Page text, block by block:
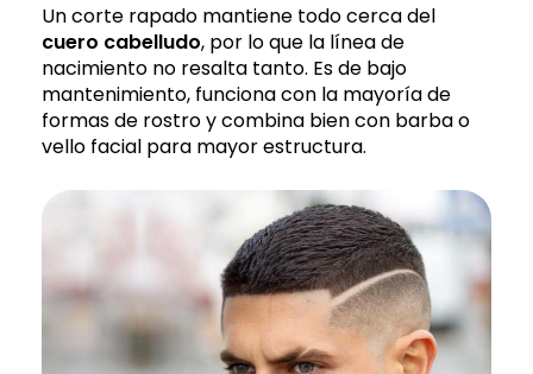
Un corte rapado mantiene todo cerca del
cuero cabelludo, por lo que la línea de
nacimiento no resalta tanto. Es de bajo
mantenimiento, funciona con la mayoría de
formas de rostro y combina bien con barba o
vello facial para mayor estructura.